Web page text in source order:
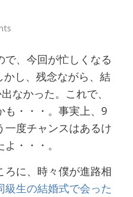
で、今回が忙しくなる
し、残念ながら、結
なかった。これで、
も・・・。事実上、9
一度チャンスはあるけ
・・・。
ろに、時々僕が進路相
級生の結婚式で会った